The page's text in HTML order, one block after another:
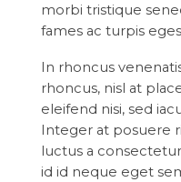
morbi tristique
fames ac turpis
In rhoncus
rhoncus, nisl at
eleifend nisi, sed
Integer at posuere
luctus a
id id neque eget